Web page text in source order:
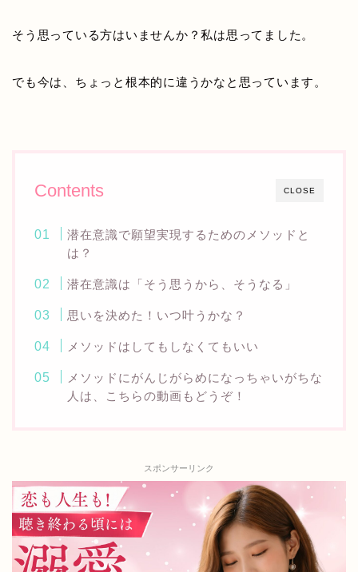
そう思っている方はいませんか？私は思ってました。
でも今は、ちょっと根本的に違うかなと思っています。
CLOSE
Contents
潜在意識で願望実現するためのメソッドと
は？
潜在意識は「そう思うから、そうなる」
思いを決めた！いつ叶うかな？
メソッドはしてもしなくてもいい
メソッドにがんじがらめになっちゃいがちな
人は、こちらの動画もどうぞ！
スポンサーリンク